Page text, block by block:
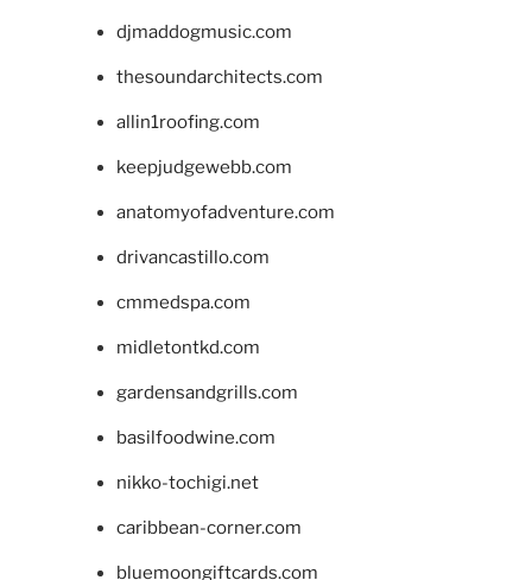
djmaddogmusic.com
thesoundarchitects.com
allin1roofing.com
keepjudgewebb.com
anatomyofadventure.com
drivancastillo.com
cmmedspa.com
midletontkd.com
gardensandgrills.com
basilfoodwine.com
nikko-tochigi.net
caribbean-corner.com
bluemoongiftcards.com